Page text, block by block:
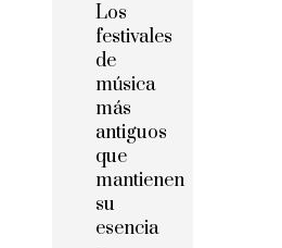
Los
festivales
de
música
más
antiguos
que
mantienen
su
esencia